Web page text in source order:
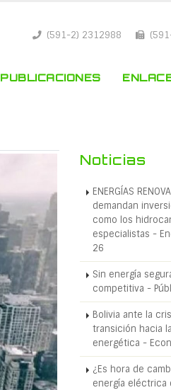
(591-2) 2312988
PUBLICACIONES
Noticias
ENERGÍAS
demandan
como los
especialistas -
26
Sin energía
competitiva -
Bolivia ante la
transición hacia
energética -
¿Es hora de
energía eléctrica